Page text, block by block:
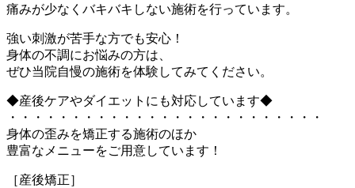
痛みが少なくバキバキしない施術を行っています。
強い刺激が苦手な方でも安心！
身体の不調にお悩みの方は、
ぜひ当院自慢の施術を体験してみてください。
◆産後ケアやダイエットにも対応しています◆
・・・・・・・・・・・・・・・・・・・・・・・・・
身体の歪みを矯正する施術のほか
豊富なメニューをご用意しています！
［産後矯正］